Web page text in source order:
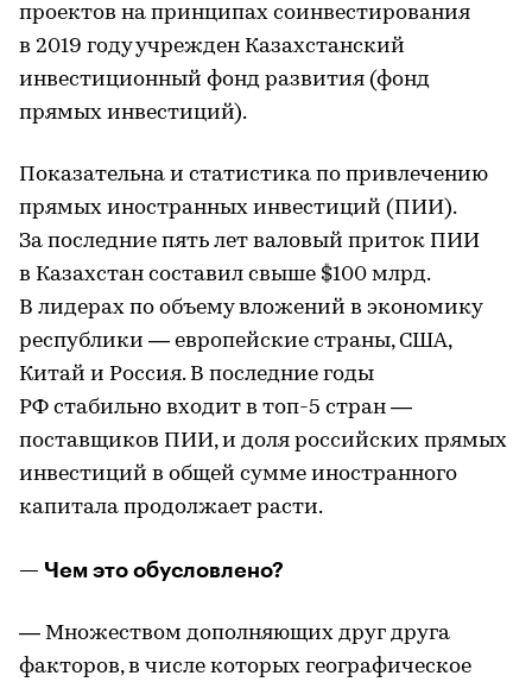
проектов на принципах соинвестирования
в 2019 году учрежден Казахстанский
инвестиционный фонд развития (фонд
прямых инвестиций).
Показательна и статистика по привлечению
прямых иностранных инвестиций (ПИИ).
За последние пять лет валовый приток ПИИ
в Казахстан составил свыше $100 млрд.
В лидерах по объему вложений в экономику
республики — европейские страны, США,
Китай и Россия. В последние годы
РФ стабильно входит в топ-5 стран —
поставщиков ПИИ, и доля российских прямых
инвестиций в общей сумме иностранного
капитала продолжает расти.
— Чем это обусловлено?
— Множеством дополняющих друг друга
факторов, в числе которых географическое